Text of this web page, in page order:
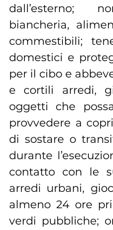
dall’esterno;
biancheria,
commestibili;
domestici e
per il cibo e
e cortili arredi,
oggetti che
provvedere a
di sostare o
durante
contatto con le
arredi urbani,
almeno 24 ore
verdi pubbliche;